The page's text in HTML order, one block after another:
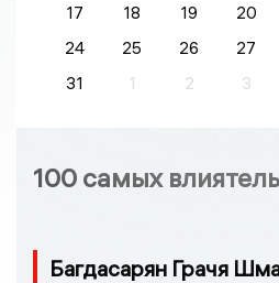
17
18 19 20
24
25 26 27
31
1 2 3
100 самых
Багдасарян Грачя